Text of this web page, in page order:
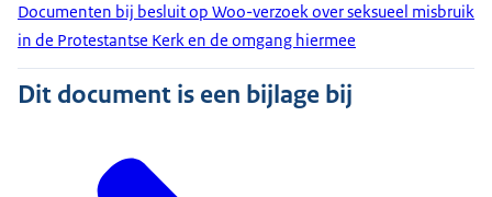
Documenten bij besluit op Woo-verzoek over seksueel misbruik
in de Protestantse Kerk en de omgang hiermee
Dit document is een bijlage bij